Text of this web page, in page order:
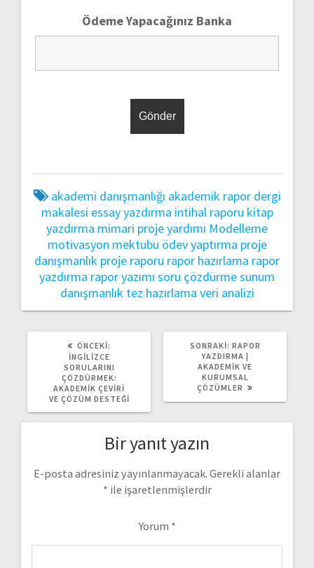
Ödeme Yapacağınız Banka
akademi danışmanlığı akademik rapor dergi
makalesi essay yazdırma intihal raporu kitap
yazdırma mimari proje yardımı Modelleme
motivasyon mektubu ödev yaptırma proje
danışmanlık proje raporu rapor hazırlama rapor
yazdırma rapor yazımı soru çözdürmesunum
danışmanlık tez hazırlama veri analizi
ÖNCEKI:
İNGILIZCE
SORULARINI
ÇÖZDÜRMEK:
AKADEMIK ÇEVIRI
VE ÇÖZÜM DESTEĞI
SONRAKI: SONRAKI
YAZI:
RAPOR
YAZDIRMA |
AKADEMIK VE
KURUMSAL
ÇÖZÜMLER
Bir yanıt yazın
E-posta adresiniz yayınlanmayacak. Gerekli alanlar
* ile işaretlenmişlerdir
Yorum *